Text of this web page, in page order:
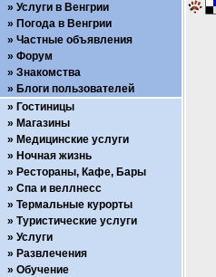
Услуги в Венгрии
Погода в Венгрии
Частные объявления
Форум
Знакомства
Блоги пользователей
Гостиницы
Магазины
Медицинские услуги
Ночная жизнь
Рестораны, Кафе, Бары
Спа и веллнесс
Термальные курорты
Туристические услуги
Услуги
Развлечения
Обучение